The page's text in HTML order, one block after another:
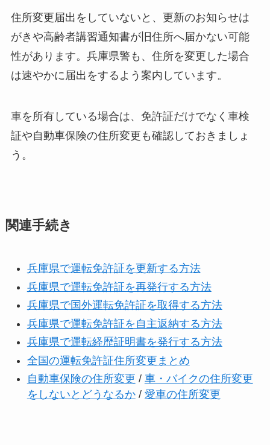
住所変更届出をしていないと、更新のお知らせは
がきや高齢者講習通知書が旧住所へ届かない可能
性があります。兵庫県警も、住所を変更した場合
は速やかに届出をするよう案内しています。
車を所有している場合は、免許証だけでなく車検
証や自動車保険の住所変更も確認しておきましょ
う。
関連手続き
兵庫県で運転免許証を更新する方法
兵庫県で運転免許証を再発行する方法
兵庫県で国外運転免許証を取得する方法
兵庫県で運転免許証を自主返納する方法
兵庫県で運転経歴証明書を発行する方法
全国の運転免許証住所変更まとめ
自動車保険の住所変更 / 車・バイクの住所変更
をしないとどうなるか/ 愛車の住所変更